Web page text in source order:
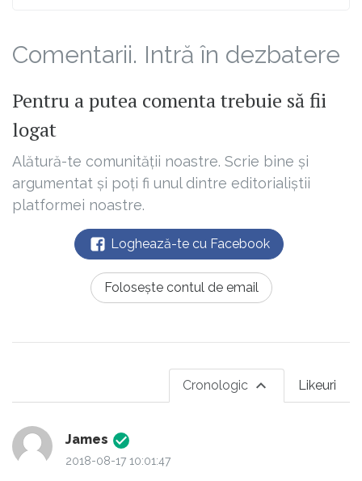
Comentarii. Intră în dezbatere
Pentru a putea comenta trebuie să fii
logat
Alătură-te comunității noastre. Scrie bine și
argumentat și poți fi unul dintre editorialiștii
platformei noastre.
Loghează-te cu Facebook
Folosește contul de email
Likeuri
Cronologic
James
2018-08-17 10:01:47